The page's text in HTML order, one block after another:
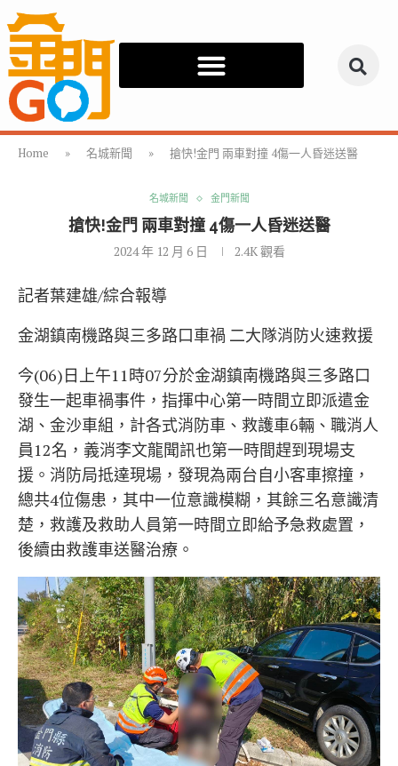
Home » 名城新聞 » 搶快!金門 兩車對撞 4傷一人昏迷送醫
名城新聞 金門新聞
搶快!金門 兩車對撞 4傷一人昏迷送醫
2024 年 12 月 6 日 2.4K觀看
記者葉建雄/綜合報導
金湖鎮南機路與三多路口車禍 二大隊消防火速救援
今(06)日上午11時07分於金湖鎮南機路與三多路口
發生一起車禍事件，指揮中心第一時間立即派遣金
湖、金沙車組，計各式消防車、救護車6輛、職消人
員12名，義消李文龍聞訊也第一時間趕到現場支
援。消防局抵達現場，發現為兩台自小客車擦撞，
總共4位傷患，其中一位意識模糊，其餘三名意識清
楚，救護及救助人員第一時間立即給予急救處置，
後續由救護車送醫治療。